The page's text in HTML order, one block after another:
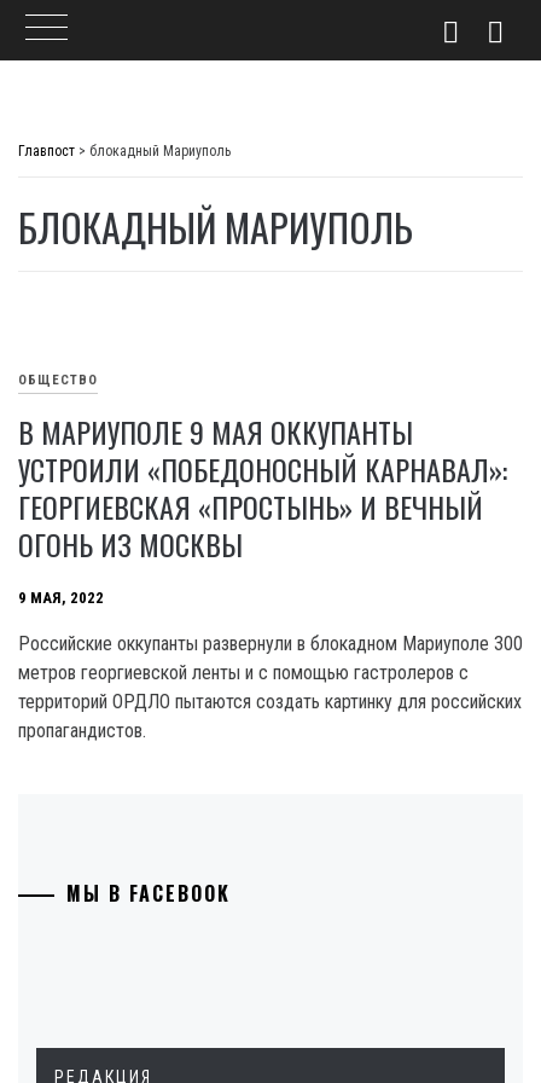
Главпост > блокадный Мариуполь
БЛОКАДНЫЙ МАРИУПОЛЬ
ОБЩЕСТВО
В МАРИУПОЛЕ 9 МАЯ ОККУПАНТЫ
УСТРОИЛИ «ПОБЕДОНОСНЫЙ КАРНАВАЛ»:
ГЕОРГИЕВСКАЯ «ПРОСТЫНЬ» И ВЕЧНЫЙ
ОГОНЬ ИЗ МОСКВЫ
9 МАЯ, 2022
Российские оккупанты развернули в блокадном Мариуполе 300
метров георгиевской ленты и с помощью гастролеров с
территорий ОРДЛО пытаются создать картинку для российских
пропагандистов.
МЫ В FACEBOOK
РЕДАКЦИЯ